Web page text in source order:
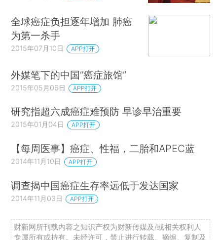
全球癌症负担逐年增加 肺癌
为第一杀手
2015年07月10日 APP打开
外媒笔下的中国“癌症旅馆”
2015年05月06日 APP打开
研究指超六成癌症难预防 早诊早治重要
2015年01月04日 APP打开
【每周医事】癌症、性福，二胎和APEC蓝
2014年11月10日 APP打开
调查揭中国癌症生存率远低于发达国家
2014年11月03日 APP打开
财新网所刊载内容之知识产权为财新传媒及/或相关权利人
专属所有或持有。未经许可，禁止进行转载、摘编、复制及